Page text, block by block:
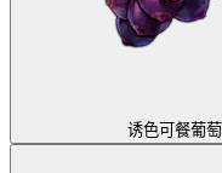
诱色可餐葡萄